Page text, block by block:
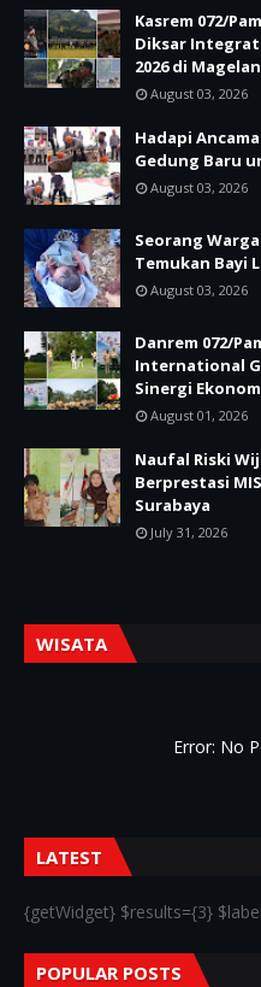
Kasrem 072/
Diksar
2026 di
August 03, 2026
Hadapi
Gedung Baru
August 03, 2026
Seorang
Temukan Bayi
August 03, 2026
Danrem 072/
International
Sinergi
August 01, 2026
Naufal Riski
Berprestasi
Surabaya
July 31, 2026
WISATA
Error: No
LATEST
{getWidget} $results={3}
POPULAR POSTS